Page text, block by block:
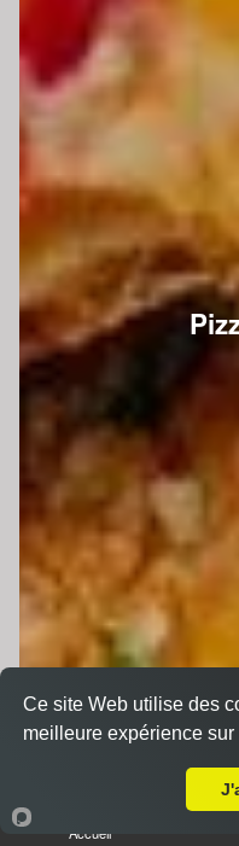
Accueil
Ce site Web utilise des
meilleure expérience